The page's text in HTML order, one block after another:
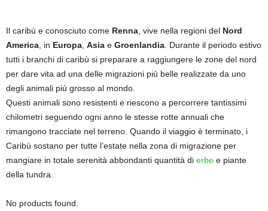
Il caribù e conosciuto come Renna , vive nella regioni del Nord
America , in Europa Asia e Groenlandia . Durante il periodo estivo
tutti i branchi di caribù si preparare a raggiungere le zone del nord
per dare vita ad una delle migrazioni più belle realizzate da uno
degli animali più grosso al mondo.
Questi animali sono resistenti e riescono a percorrere tantissimi
chilometri seguendo ogni anno le stesse rotte annuali che
rimangono tracciate nel terreno. Quando il viaggio è terminato, i
Caribù sostano per tutte l’estate nella zona di migrazione per
mangiare in totale serenità abbondanti quantità di erbe e piante
della tundra.
No products found.